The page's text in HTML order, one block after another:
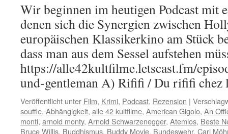
Wir beginnen im heutigen Podcast mit
denen sich die Synergien zwischen
europäischen Klassikerkino am Stück
dass man aus dem Sessel aufstehen
https://alle42kultfilme.letscast.fm/
und-gentleman A) Rififi / Du rififi
Veröffentlicht unter Film, Krimi, Podcast, Rezension |
souffle, Abhängigkeit, alle 42 kultfilme, American Gigolo, An
monti, arnold monty, Arnold Schwarzenegger, Atemlos, Beste
Bruce Willis, Buddhismus, Buddy Movie, Bundeswehr, Carl